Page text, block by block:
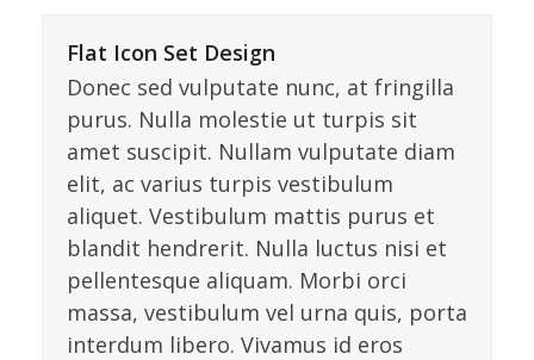
Flat Icon Set Design
Donec sed vulputate nunc, at fringilla
purus. Nulla molestie ut turpis sit
amet suscipit. Nullam vulputate diam
elit, ac varius turpis vestibulum
aliquet. Vestibulum mattis purus et
blandit hendrerit. Nulla luctus nisi et
pellentesque aliquam. Morbi orci
massa, vestibulum vel urna quis, porta
interdum libero. Vivamus id eros